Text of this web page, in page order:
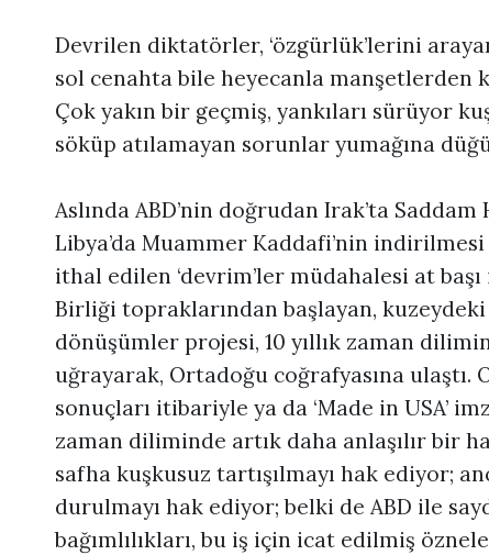
Devrilen diktatörler, ‘özgürlük’lerini
sol cenahta bile heyecanla manşetlerden
Çok yakın bir geçmiş, yankıları sürüyor
söküp atılamayan sorunlar yumağına
Aslında ABD’nin doğrudan Irak’ta
Libya’da Muammer Kaddafi’nin
ithal edilen ‘devrim’ler müdahalesi at
Birliği topraklarından başlayan,
dönüşümler projesi, 10 yıllık zaman
uğrayarak, Ortadoğu coğrafyasına ulaştı.
sonuçları itibariyle ya da ‘Made in USA’
zaman diliminde artık daha anlaşılır bir
safha kuşkusuz tartışılmayı hak ediyor;
durulmayı hak ediyor; belki de ABD ile
bağımlılıkları, bu iş için icat edilmiş